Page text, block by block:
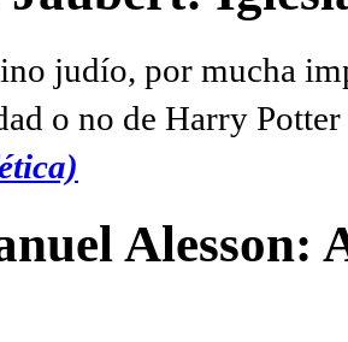
judío, por mucha
o no de Harry
Alesson: